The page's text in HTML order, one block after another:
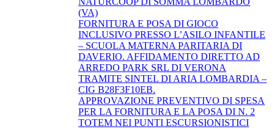
(VA)
FORNITURA E POSA DI GIOCO
INCLUSIVO PRESSO L’ASILO INFANTILE
– SCUOLA MATERNA PARITARIA DI
DAVERIO. AFFIDAMENTO DIRETTO AD
ARREDO PARK SRL DI VERONA
TRAMITE SINTEL DI ARIA LOMBARDIA –
CIG B28F3F10EB.
APPROVAZIONE PREVENTIVO DI SPESA
PER LA FORNITURA E LA POSA DI N. 2
TOTEM NEI PUNTI ESCURSIONISTICI